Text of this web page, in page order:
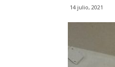
14 julio, 2021